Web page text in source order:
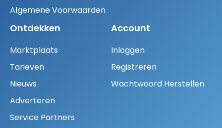
Algemene Voorwaarden
Ontdekken
Marktplaats
Tarieven
Nieuws
Adverteren
Service Partners
Account
Inloggen
Registreren
Wachtwoord Herstellen